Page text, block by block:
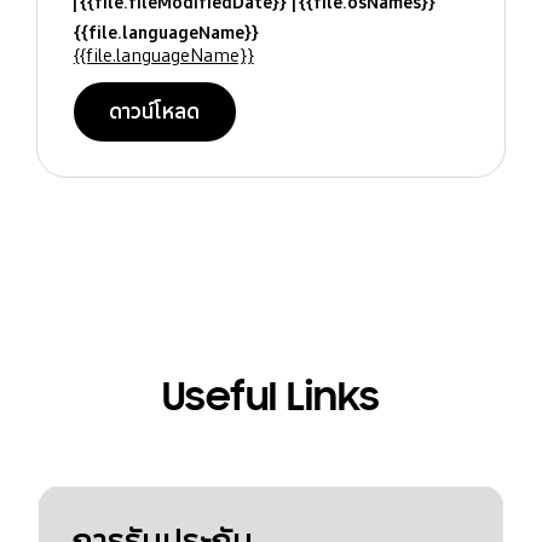
{{file.languageName}}
{{file.languageName}}
ดาวน์โหลด
Useful Links